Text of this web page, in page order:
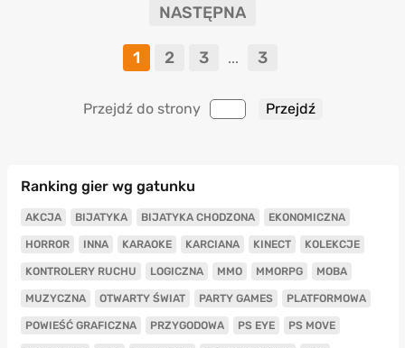
NASTĘPNA
1 2 3 ... 3
Przejdź do strony
Ranking gier wg gatunku
AKCJA BIJATYKA BIJATYKA CHODZONA EKONOMICZNA
HORROR INNA KARAOKE KARCIANA KINECT KOLEKCJE
KONTROLERY RUCHU LOGICZNA MMO MMORPG MOBA
MUZYCZNA OTWARTY ŚWIAT PARTY GAMES PLATFORMOWA
POWIEŚĆ GRAFICZNA PRZYGODOWA PS EYE PS MOVE